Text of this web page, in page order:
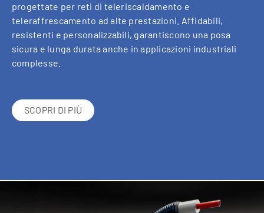
progettate per reti di teleriscaldamento e
teleraffrescamento ad alte prestazioni. Affidabili,
resistenti e personalizzabili, garantiscono una posa
sicura e lunga durata anche in applicazioni industriali
complesse.
SCOPRI DI PIÙ